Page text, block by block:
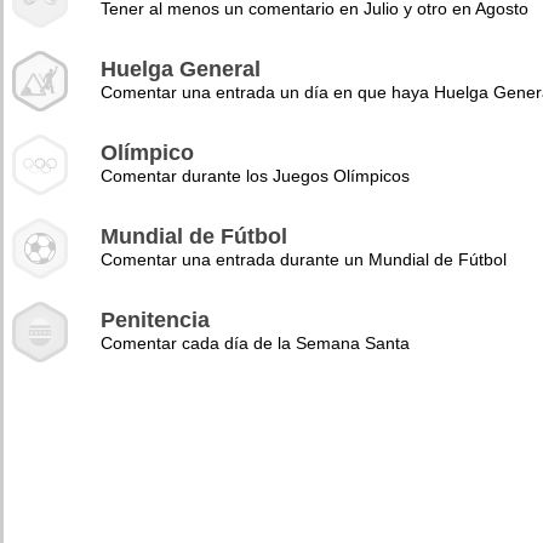
Tener al menos un comentario en Julio y otro en Agosto
Huelga General
Comentar una entrada un día en que haya Huelga
Olímpico
Comentar durante los Juegos Olímpicos
Mundial de Fútbol
Comentar una entrada durante un Mundial de Fútbol
Penitencia
Comentar cada día de la Semana Santa